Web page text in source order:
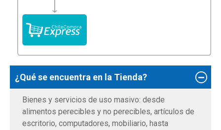
¿Qué se encuentra en la Tienda?
Bienes y servicios de uso masivo: desde
alimentos perecibles y no perecibles, artículos de
escritorio, computadores, mobiliario, hasta